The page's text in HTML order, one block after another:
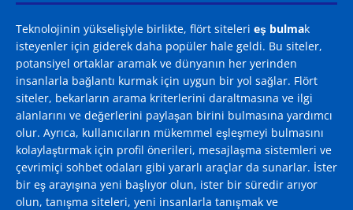
Teknolojinin yükselişiyle birlikte, flört siteleri eş bulmak
isteyenler için giderek daha popüler hale geldi. Bu siteler,
potansiyel ortaklar aramak ve dünyanın her yerinden
insanlarla bağlantı kurmak için uygun bir yol sağlar. Flört
siteler, bekarların arama kriterlerini daraltmasına ve ilgi
alanlarını ve değerlerini paylaşan birini bulmasına yardımcı
olur. Ayrıca, kullanıcıların mükemmel eşleşmeyi bulmasını
kolaylaştırmak için profil önerileri, mesajlaşma sistemleri ve
çevrimiçi sohbet odaları gibi yararlı araçlar da sunarlar. İster
bir eş arayışına yeni başlıyor olun, ister bir süredir arıyor
olun, tanışma siteleri, yeni insanlarla tanışmak ve